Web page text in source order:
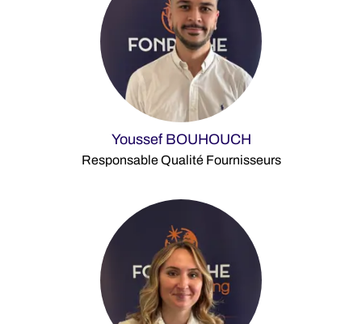
Youssef BOUHOUCH
Responsable Qualité Fournisseurs